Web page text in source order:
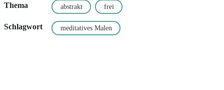
Thema abstrakt frei
Schlagwort meditatives Malen